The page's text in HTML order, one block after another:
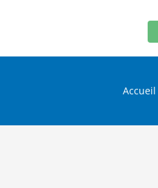
Accueil